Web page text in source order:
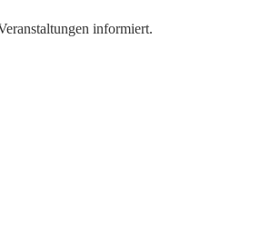
informiert.